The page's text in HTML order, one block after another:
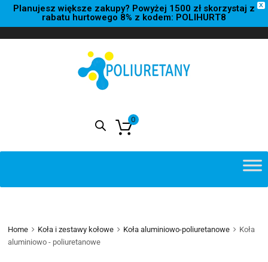
X
Planujesz większe zakupy? Powyżej 1500 zł skorzystaj z
rabatu hurtowego 8% z kodem: POLIHURT8
0
Home Koła i zestawy kołowe Koła aluminiowo-poliuretanowe
Koła
aluminiowo - poliuretanowe